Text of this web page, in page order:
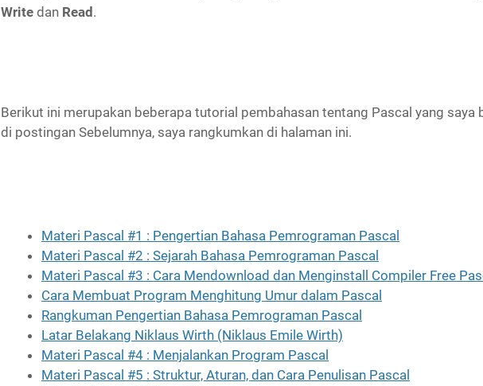
Write dan Read .
Berikut ini merupakan beberapa tutorial pembahasan tentang Pascal yang saya
di postingan Sebelumnya, saya rangkumkan di halaman ini.
Materi Pascal #1 : Pengertian Bahasa Pemrograman Pascal
Materi Pascal #2 : Sejarah Bahasa Pemrograman Pascal
Materi Pascal #3 : Cara Mendownload dan Menginstall Compiler Free
Cara Membuat Program Menghitung Umur dalam Pascal
Rangkuman Pengertian Bahasa Pemrograman Pascal
Latar Belakang Niklaus Wirth (Niklaus Emile Wirth)
Materi Pascal #4 : Menjalankan Program Pascal
Materi Pascal #5 : Struktur, Aturan, dan Cara Penulisan Pascal